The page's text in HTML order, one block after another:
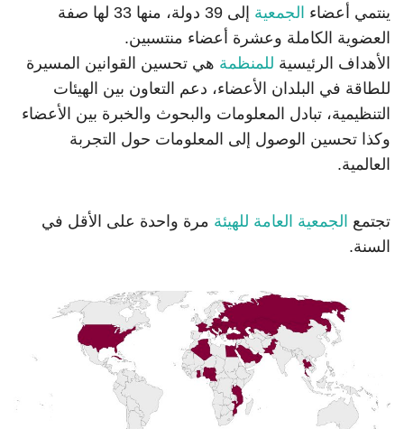
ينتمي أعضاء الجمعية
إلى 39 دولة، منها 33 لها صفة
العضوية الكاملة وعشرة أعضاء منتسبين.
الأهداف الرئيسية للمنظمة هي تحسين القوانين المسيرة
للطاقة في البلدان الأعضاء، دعم التعاون بين الهيئات
التنظيمية، تبادل المعلومات والبحوث والخبرة بين الأعضاء
وكذا تحسين الوصول إلى المعلومات حول التجربة
العالمية.
تجتمع الجمعية العامة للهيئة مرة واحدة على الأقل في
السنة.